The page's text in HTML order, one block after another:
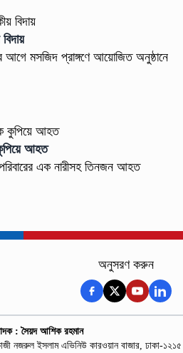
মসজিদ প্রাঙ্গণে আয়োজিত অনুষ্ঠানে
আহত
এক নারীসহ তিনজন আহত
অনুসরণ করুন
: সৈয়দ আশিক রহমান
নজরুল ইসলাম এভিনিউ কারওয়ান বাজার, ঢাকা-১২১৫